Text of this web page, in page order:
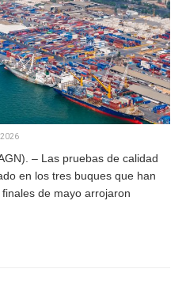
2026
– Las pruebas de calidad
en los tres buques que han
de mayo arrojaron